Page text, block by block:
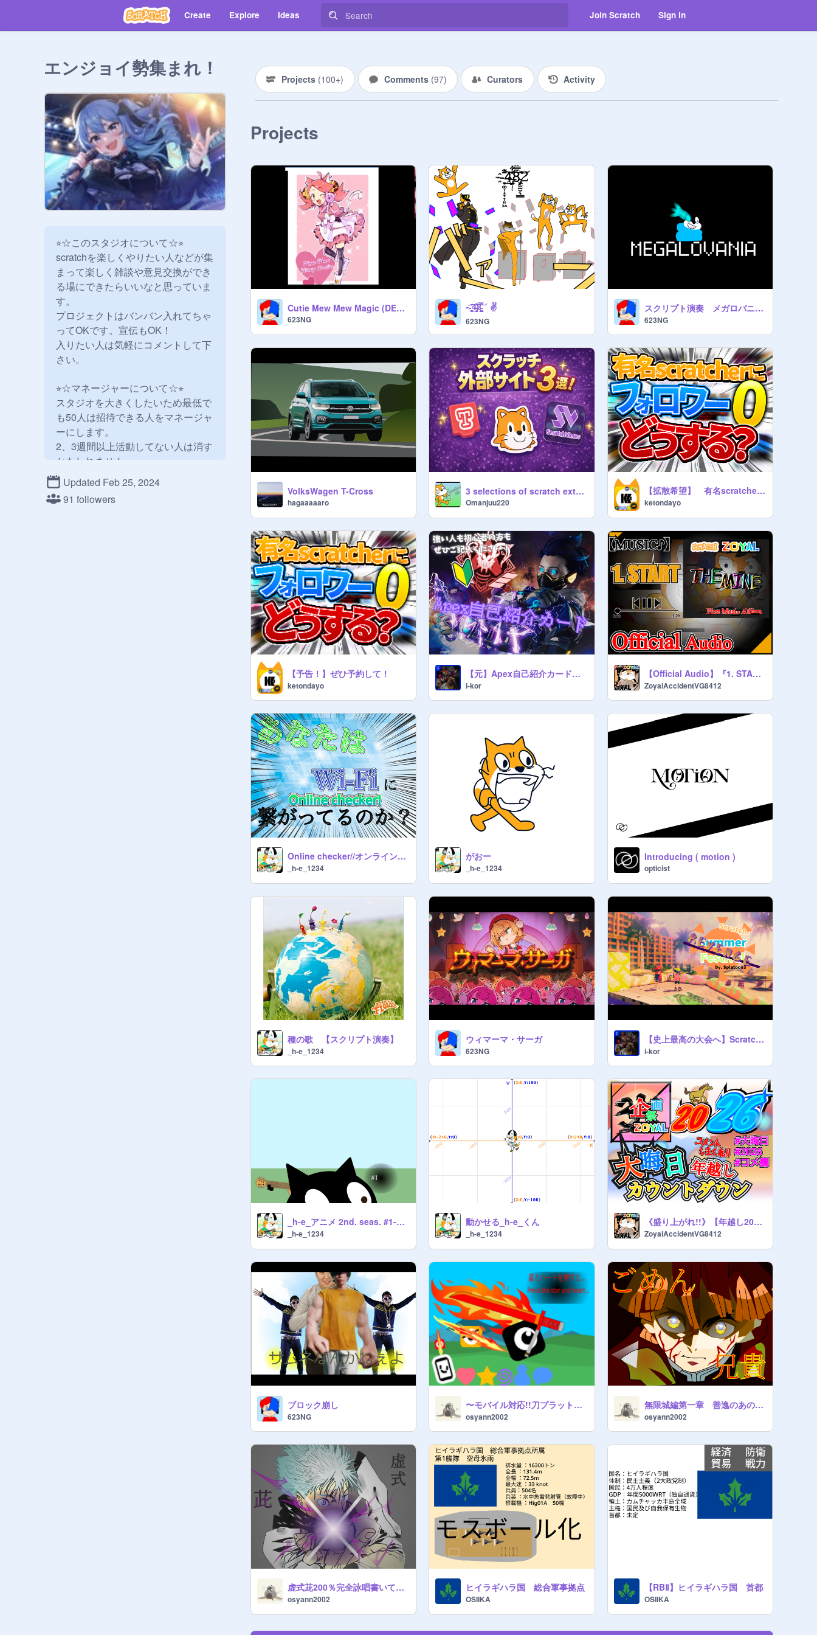
Create Explore Ideas Join Scratch Sign in
エンジョイ勢集まれ！
⭐︎☆このスタジオについて☆⭐︎
scratchを楽しくやりたい人などが集
まって楽しく雑談や意見交換ができ
る場にできたらいいなと思っていま
す。
プロジェクトはバンバン入れてちゃ
ってOKです。宣伝もOK！
入りたい人は気軽にコメントして下
さい。
⭐︎☆マネージャーについて☆⭐︎
スタジオを大きくしたいため最低で
も50人は招待できる人をマネージャ
ーにします。
2、3週間以上活動してない人は消す
かもしれません。
⭐︎☆禁止事項☆⭐︎
荒らし、キュレーターの勝手な削
Updated Feb 25, 2024
91 followers
Projects (100+) Comments (97) Curators Activity
Projects
Cutie Mew Mew Magic (DELTARUNE Chapter 5)
623NG
--҈̞͚̩̟̞͎͈͖̄͊͢͠4̶̡̰̩̜̊͋͠8̴̡͖̫̱̮̖͇̃̿̂͝ ✌️
623NG
スクリプト演奏 メガロバニア最初だけ
623NG
VolksWagen T-Cross
hagaaaaaro
3 selections of scratch external sites!
Omanjuu220
【拡散希望】 有名scratcherにフォロワー0人になっていたらどうするか聞いてみた！
ketondayo
【予告！】ぜひ予約して！
ketondayo
【元】Apex自己紹介カード【リミックスしてお使いください！】
i-kor
【Official Audio】『1. START - THE MINE』
ZoyalAccidentVG8412
Online checker//オンラインチェッカー
_h-e_1234
がおー
_h-e_1234
Introducing ( motion )
opticist
種の歌 【スクリプト演奏】
_h-e_1234
ウィマーマ・サーガ
623NG
【史上最高の大会へ】Scratch Summer Festival再試行！！【拡散求む】
i-kor
_h-e_アニメ 2nd. seas. #1-始まり-
_h-e_1234
動かせる_h-e_くん
_h-e_1234
《盛り上がれ!!》【年越し2025】2026年大晦日カウントダウン #コメ欄 #2026 #3K企画祭 #THE MINE
ZoyalAccidentVG8412
ブロック崩し
623NG
〜モバイル対応!!刀プラットフォーマ〜 チート
osyann2002
無限城編第一章 善逸のあの名シーン作ってみた
osyann2002
虚式茈200％完全詠唱書いてみた
osyann2002
ヒイラギハラ国 総合軍事拠点
OSIIKA
【RBⅡ】ヒイラギハラ国 首都
OSIIKA